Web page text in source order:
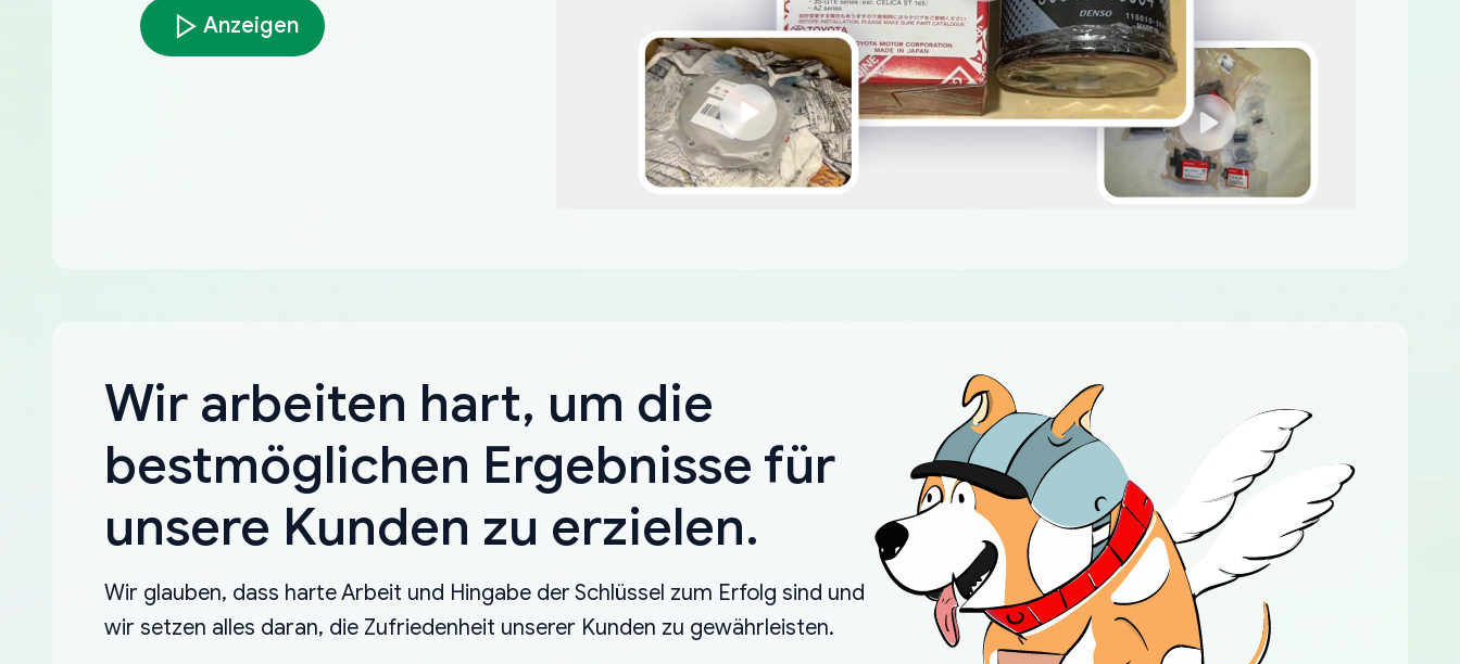
Anzeigen
Wir arbeiten hart, um die
bestmöglichen Ergebnisse für
unsere Kunden zu erzielen.
Wir glauben, dass harte Arbeit und Hingabe der Schlüssel zum Erfolg sind und
wir setzen alles daran, die Zufriedenheit unserer Kunden zu gewährleisten.